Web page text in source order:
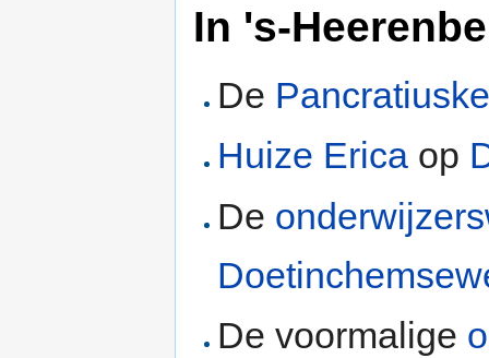
In 's-
De
Huize Erica op
De
De voormalige